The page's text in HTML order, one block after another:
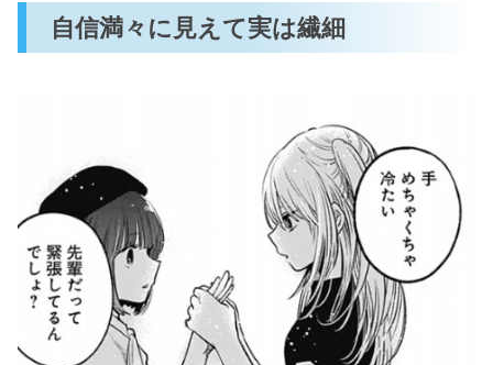
自信満々に見えて実は繊細